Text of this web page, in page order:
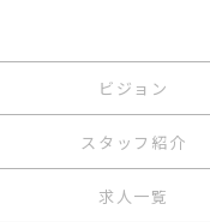
ビジョン
スタッフ紹介
求人一覧